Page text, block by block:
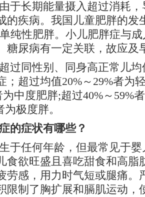
于长期能量摄入超过消耗
的疾病。我国儿童肥胖的发
纯性肥胖。小儿肥胖症与
糖尿病有一定关联，故应及
过同性别、同身高正常儿均
；超过均值20%～29%者为
为中度肥胖;超过40%～59%
极度胖。
的症状有哪些？
于任何年龄，但最常见于
食欲旺盛且喜吃甜食和高脂
劳感，用力时气短或腿痛。
限制了胸扩展和膈肌运动，